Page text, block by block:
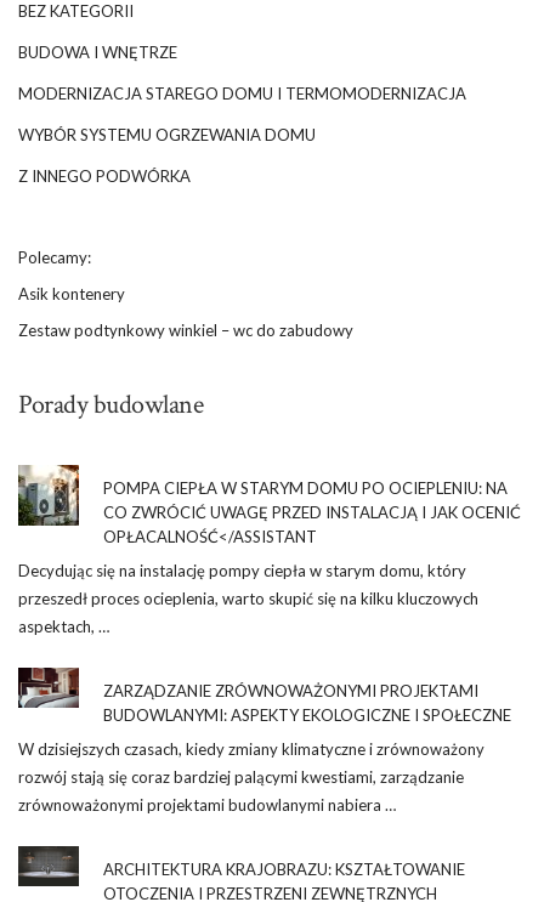
BEZ KATEGORII
BUDOWA I WNĘTRZE
MODERNIZACJA STAREGO DOMU I TERMOMODERNIZACJA
WYBÓR SYSTEMU OGRZEWANIA DOMU
Z INNEGO PODWÓRKA
Polecamy:
Asik kontenery
Zestaw podtynkowy winkiel – wc do zabudowy
Porady budowlane
POMPA CIEPŁA W STARYM DOMU PO OCIEPLENIU: NA
CO ZWRÓCIĆ UWAGĘ PRZED INSTALACJĄ I JAK OCENIĆ
OPŁACALNOŚĆ</ASSISTANT
Decydując się na instalację pompy ciepła w starym domu, który
przeszedł proces ocieplenia, warto skupić się na kilku kluczowych
aspektach, …
ZARZĄDZANIE ZRÓWNOWAŻONYMI PROJEKTAMI
BUDOWLANYMI: ASPEKTY EKOLOGICZNE I SPOŁECZNE
W dzisiejszych czasach, kiedy zmiany klimatyczne i zrównoważony
rozwój stają się coraz bardziej palącymi kwestiami, zarządzanie
zrównoważonymi projektami budowlanymi nabiera …
ARCHITEKTURA KRAJOBRAZU: KSZTAŁTOWANIE
OTOCZENIA I PRZESTRZENI ZEWNĘTRZNYCH